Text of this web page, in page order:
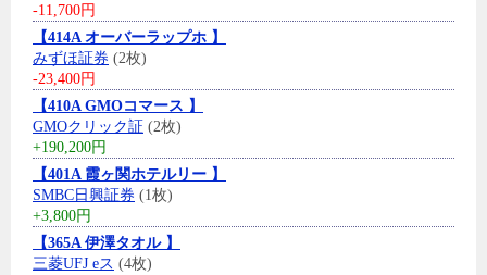
-11,700円
【414A オーバーラップホ 】
みずほ証券 (2枚)
-23,400円
【410A GMOコマース 】
GMOクリック証 (2枚)
+190,200円
【401A 霞ヶ関ホテルリー 】
SMBC日興証券 (1枚)
+3,800円
【365A 伊澤タオル 】
三菱UFJ eス (4枚)